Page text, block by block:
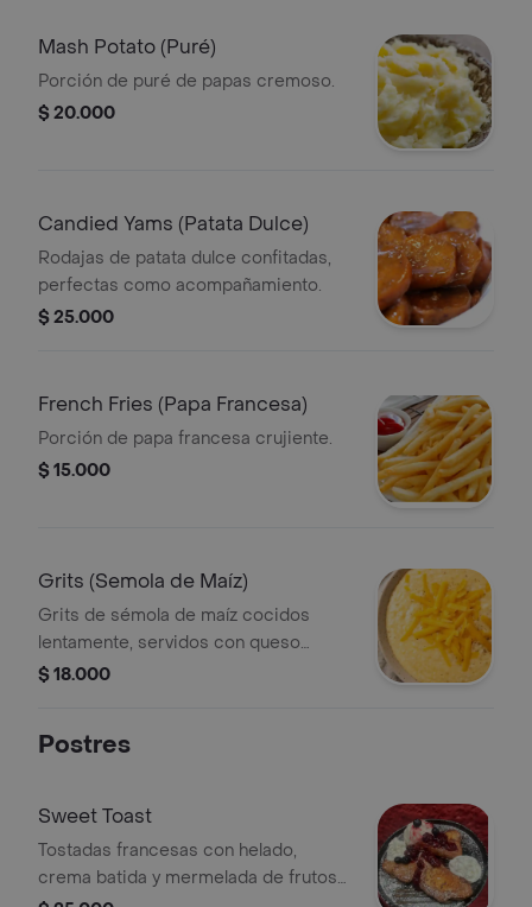
Mash Potato (Puré)
Porción de puré de papas cremoso.
$ 20.000
Candied Yams (Patata Dulce)
Rodajas de patata dulce confitadas,
perfectas como acompañamiento.
$ 25.000
French Fries (Papa Francesa)
Porción de papa francesa crujiente.
$ 15.000
Grits (Semola de Maíz)
Grits de sémola de maíz cocidos
lentamente, servidos con queso
rallado. Un plato clásico sureño.
$ 18.000
Postres
Sweet Toast
Tostadas francesas con helado,
crema batida y mermelada de frutos